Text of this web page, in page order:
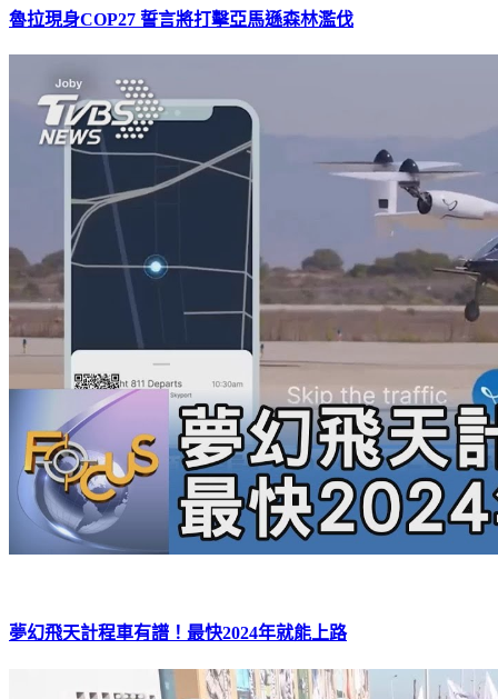
魯拉現身COP27 誓言將打擊亞馬遜森林濫伐
夢幻飛天計程車有譜！最快2024年就能上路